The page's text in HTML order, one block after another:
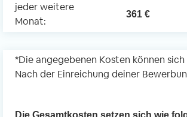
jeder weitere
Monat:
361 €
*Die angegebenen Kosten können
Nach der Einreichung deiner
Die Gesamtkosten setzen sich wie